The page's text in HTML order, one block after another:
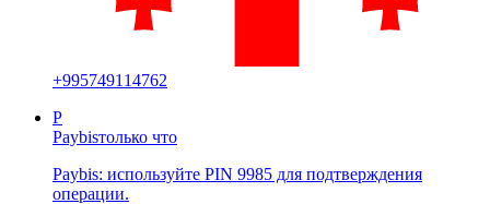
+995749114762
P
Paybisтолько что
Paybis: используйте PIN 9985 для подтверждения
операции.